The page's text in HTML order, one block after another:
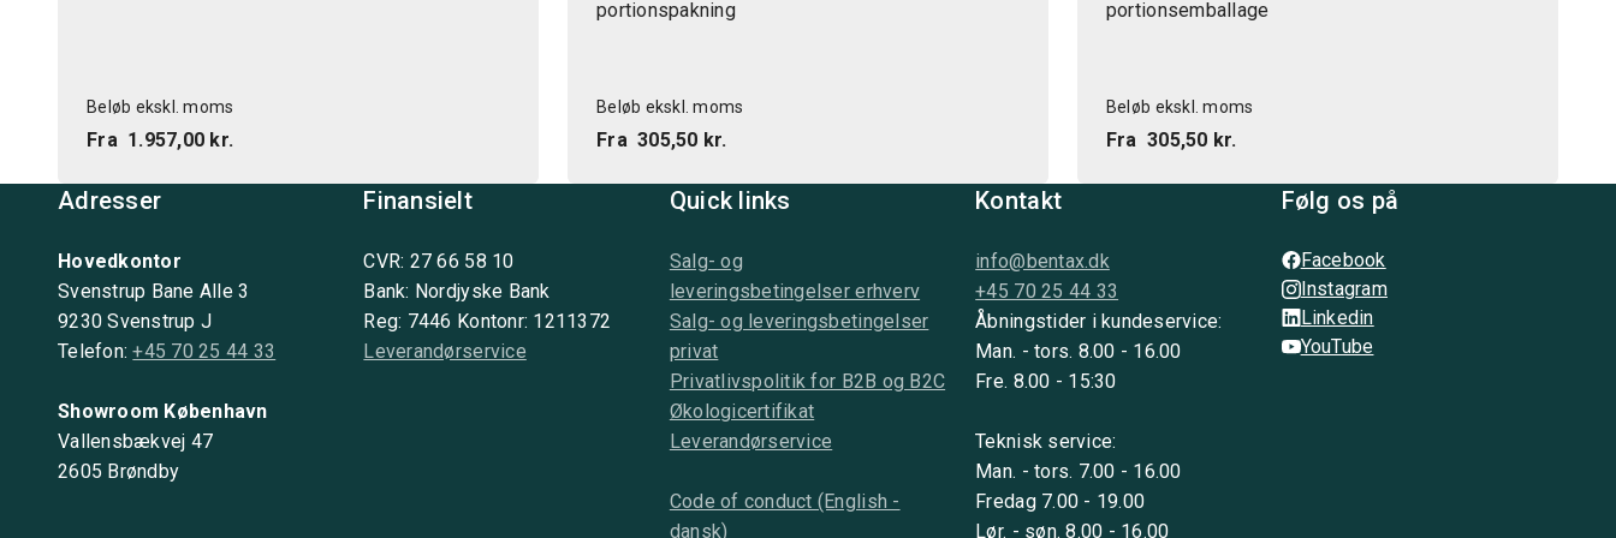
Beløb ekskl. moms
Fra 1.957,00 kr.
portionspakning
Beløb ekskl. moms
Fra 305,50 kr.
portionsemballage
Beløb ekskl. moms
Fra 305,50 kr.
Adresser
Hovedkontor
Svenstrup Bane Alle 3
9230 Svenstrup J
Telefon:+45 70 25 44 33
Showroom København
Vallensbækvej 47
2605 Brøndby
Finansielt
CVR: 27 66 58 10
Bank: Nordjyske Bank
Reg: 7446 Kontonr: 1211372
Leverandørservice
Quick links
Salg- og
leveringsbetingelser erhverv
Salg- og leveringsbetingelser
privat
Privatlivspolitik for B2B og B2C
Økologicertifikat
Leverandørservice
Code of conduct (English -
dansk)
Kontakt
info@bentax.dk
+45 70 25 44 33
Åbningstider i kundeservice:
Man. - tors. 8.00 - 16.00
Fre. 8.00 - 15:30
Teknisk service:
Man. - tors. 7.00 - 16.00
Fredag 7.00 - 19.00
Lør. - søn. 8.00 - 16.00
Følg os på
Facebook
Instagram
Linkedin
YouTube